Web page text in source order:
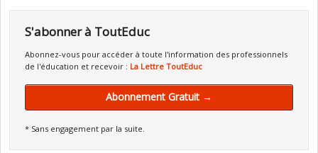
S'abonner à ToutEduc
Abonnez-vous pour accéder à toute l'information des professionnels
de l'éducation et recevoir : La Lettre ToutEduc
Abonnement Gratuit →
* Sans engagement par la suite.